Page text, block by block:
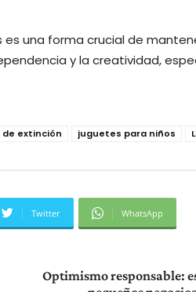
una forma crucial de
y la creatividad,
de extinción juguetes para niños
Twitter WhatsApp
Optimismo responsable: